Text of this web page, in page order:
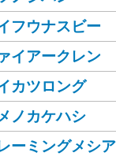
フウナスビー
イアークレン
カツロング
ノカケハシ
ーミングメシア